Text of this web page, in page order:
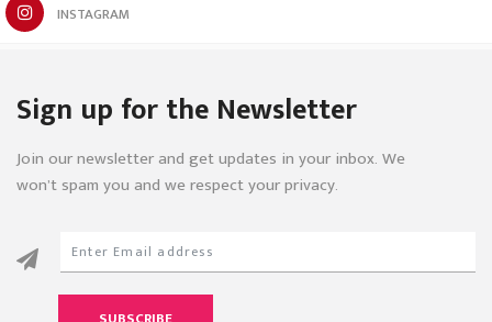
INSTAGRAM
Sign up for the Newsletter
Join our newsletter and get updates in your inbox. We
won’t spam you and we respect your privacy.